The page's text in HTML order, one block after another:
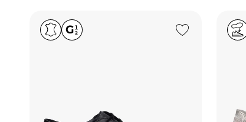
Add to Wishlist